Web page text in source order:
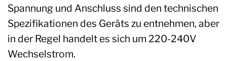
Spannung und Anschluss sind den technischen
Spezifikationen des Geräts zu entnehmen, aber
in der Regel handelt es sich um 220-240V
Wechselstrom.